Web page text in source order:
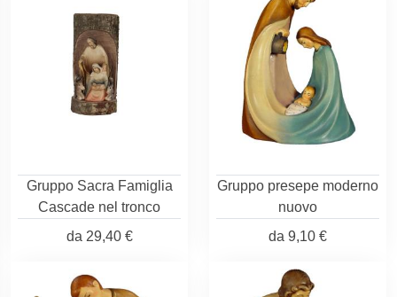
Gruppo Sacra Famiglia
Cascade nel tronco
da 29,40 €
Gruppo presepe moderno
nuovo
da 9,10 €